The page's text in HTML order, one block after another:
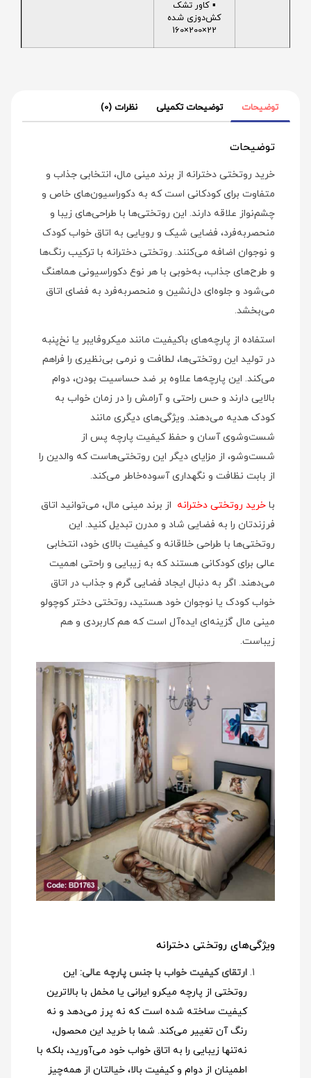
▪️ کاور تشک
کش‌دوزی شده
22×200×160
توضیحات توضیحات تکمیلی نظرات (0)
توضیحات
خرید روتختی دخترانه از برند مینی‌ مال، انتخابی جذاب و
متفاوت برای کودکانی است که به دکوراسیون‌های خاص و
چشم‌نواز علاقه دارند. این روتختی‌ها با طراحی‌های زیبا و
منحصر‌به‌فرد، فضایی شیک و رویایی به اتاق خواب کودک
و نوجوان اضافه می‌کنند. روتختی دخترانه با ترکیب رنگ‌ها
و طرح‌های جذاب، به‌خوبی با هر نوع دکوراسیونی هماهنگ
می‌شود و جلوه‌ای دل‌نشین و منحصربه‌فرد به فضای اتاق
می‌بخشد.
استفاده از پارچه‌های باکیفیت مانند میکروفایبر یا نخ‌پنبه
در تولید این روتختی‌ها، لطافت و نرمی بی‌نظیری را فراهم
می‌کند. این پارچه‌ها علاوه بر ضد حساسیت بودن، دوام
بالایی دارند و حس راحتی و آرامش را در زمان خواب به
کودک هدیه می‌دهند. ویژگی‌های دیگری مانند
شست‌وشوی آسان و حفظ کیفیت پارچه پس از
شست‌وشو، از مزایای دیگر این روتختی‌هاست که والدین را
از بابت نظافت و نگهداری آسوده‌خاطر می‌کند.
با خرید روتختی دخترانه از برند مینی‌ مال، می‌توانید اتاق
فرزندتان را به فضایی شاد و مدرن تبدیل کنید. این
روتختی‌ها با طراحی خلاقانه و کیفیت بالای خود، انتخابی
عالی برای کودکانی هستند که به زیبایی و راحتی اهمیت
می‌دهند. اگر به دنبال ایجاد فضایی گرم و جذاب در اتاق
خواب کودک یا نوجوان خود هستید، روتختی دختر کوچولو
مینی‌ مال گزینه‌ای ایده‌آل است که هم کاربردی و هم
زیباست.
ویژگی‌های روتختی دخترانه
ارتقای کیفیت خواب با جنس پارچه عالی: این
روتختی از پارچه میکرو ایرانی یا مخمل با بالاترین
کیفیت ساخته شده است که نه پرز می‌دهد و نه
رنگ آن تغییر می‌کند. شما با خرید این محصول،
نه‌تنها زیبایی را به اتاق خواب خود می‌آورید، بلکه با
اطمینان از دوام و کیفیت بالا، خیالتان از همه‌چیز